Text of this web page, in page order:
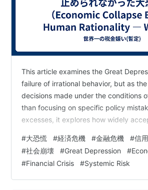
This article examines the Great
failure of irrational behavior, but as
decisions made under the conditions
than focusing on specific policy
excesses, it explores how widely
#大恐慌 #経済危機 #金融危機 #信
#社会崩壊 #Great Depression #
#Financial Crisis #Systemic Risk